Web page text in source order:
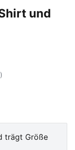
und
)
trägt Größe